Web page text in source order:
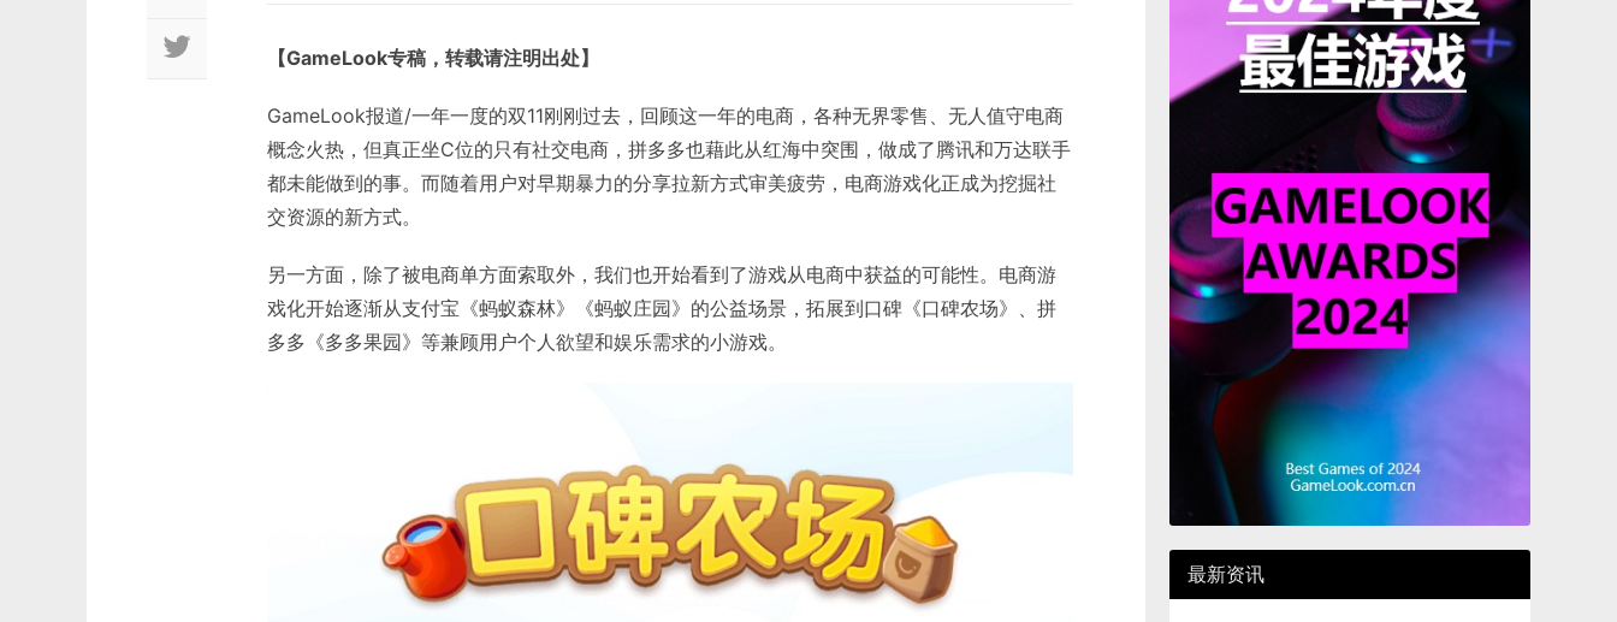
【GameLook专稿，转载请注明出处】
GameLook报道/一年一度的双11刚刚过去，回顾这一年的电商，各种无界零售、无人值守电商
概念火热，但真正坐C位的只有社交电商，拼多多也藉此从红海中突围，做成了腾讯和万达联手
都未能做到的事。而随着用户对早期暴力的分享拉新方式审美疲劳，电商游戏化正成为挖掘社
交资源的新方式。
另一方面，除了被电商单方面索取外，我们也开始看到了游戏从电商中获益的可能性。电商游
戏化开始逐渐从支付宝《蚂蚁森林》《蚂蚁庄园》的公益场景，拓展到口碑《口碑农场》、拼
多多《多多果园》等兼顾用户个人欲望和娱乐需求的小游戏。
最新资讯